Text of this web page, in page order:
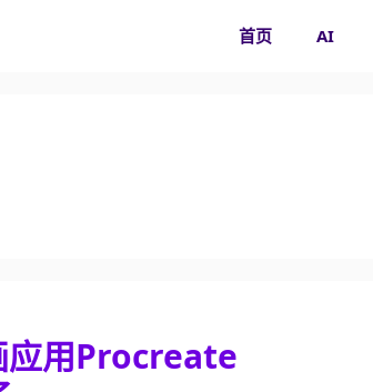
首页 AI
用Procreate